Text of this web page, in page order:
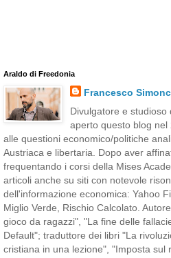
Araldo di Freedonia
Francesco
Divulgatore e studioso
aperto questo blog
alle questioni economico/politiche
Austriaca e libertaria. Dopo aver
frequentando i corsi della Mises
articoli anche su siti con notevole
dell'informazione economica: Yahoo
Miglio Verde, Rischio Calcolato.
gioco da ragazzi", "La fine delle
Default"; traduttore dei libri "La
cristiana in una lezione", "Imposta sul